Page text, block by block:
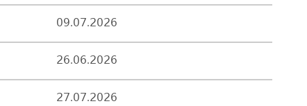
09.07.2026
26.06.2026
27.07.2026